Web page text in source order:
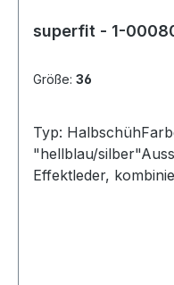
superfit - 1-
Größe: 36
Typ:
"hellblau/
Effektleder,